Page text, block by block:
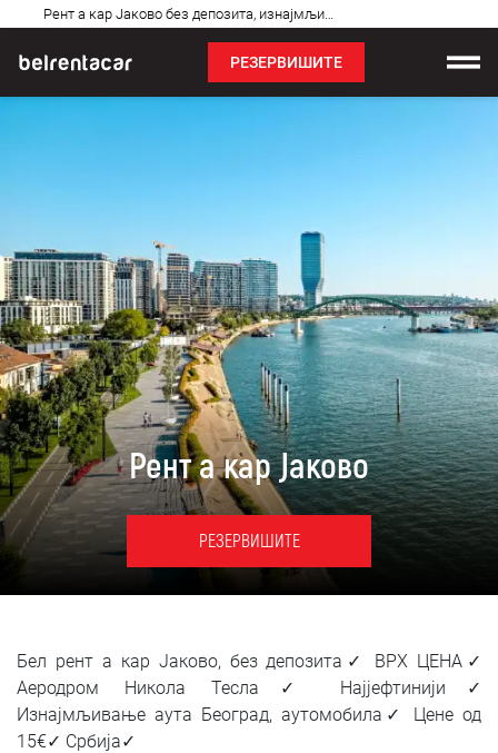
Рент а кар Јаково без депозита, изнајмљивање аута: Бел✓
питања
РЕЗЕРВИШИТЕ
О нама
Најчешћа питања
Блог
Контакт
SRPSKI
Рент а кар Јаково
РЕЗЕРВИШИТЕ
Бел рент а кар Јаково, без депозита✓ ВРХ ЦЕНА✓
Аеродром Никола Тесла✓ Најјефтинији✓
Изнајмљивање аута Београд, аутомобила✓ Цене од
15€✓ Србија✓